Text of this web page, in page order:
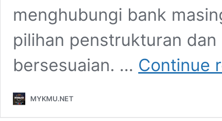
menghubungi bank
pilihan penstrukturan
bersesuaian. … Continue
MYKMU.NET